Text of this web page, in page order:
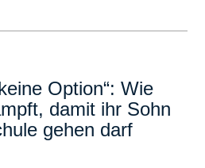
Option“: Wie
damit ihr Sohn
gehen darf